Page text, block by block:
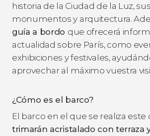
historia de la Ciudad de la Luz, sus
monumentos y arquitectura.
guía a bordo que ofrecerá
actualidad sobre París, como
exhibiciones y festivales,
aprovechar al máximo vuestra
¿Cómo es el barco?
El barco en el que se realiza
trimarán acristalado con terraza